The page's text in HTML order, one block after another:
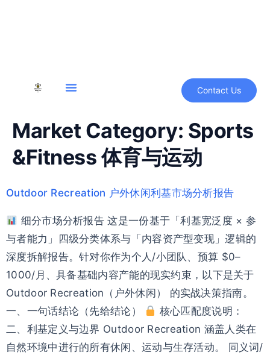
Contact Us
Market Category: Sports
&Fitness 体育与运动
Outdoor Recreation 户外休闲利基市场分析报告
细分市场分析报告 这是一份基于「利基宽泛度 × 参
与者能力」四级分类体系与「内容资产型变现」逻辑的
深度拆解报告。针对你作为个人/小团队、预算 $0–
1000/月、具备基础内容产能的现实约束，以下是关于
Outdoor Recreation（户外休闲） 的实战决策指南。
一、一句话结论（先给结论）
核心匹配度说明：
二、利基定义与边界 Outdoor Recreation 涵盖人类在
自然环境中进行的所有休闲、运动与生存活动。 同义词/